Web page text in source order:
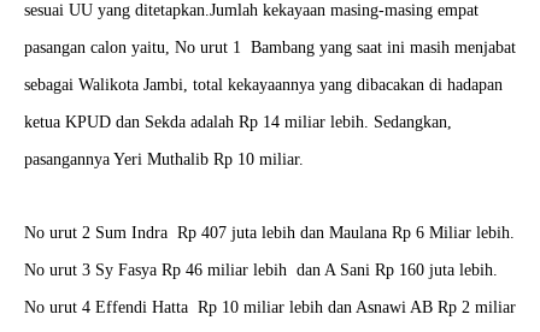
sesuai UU yang ditetapkan.Jumlah kekayaan masing-masing empat
pasangan calon yaitu, No urut 1 Bambang yang saat ini masih menjabat
sebagai Walikota Jambi, total kekayaannya yang dibacakan di hadapan
ketua KPUD dan Sekda adalah Rp 14 miliar lebih. Sedangkan,
pasangannya Yeri Muthalib Rp 10 miliar.
No urut 2 Sum Indra Rp 407 juta lebih dan Maulana Rp 6 Miliar lebih.
No urut 3 Sy Fasya Rp 46 miliar lebih dan A Sani Rp 160 juta lebih.
No urut 4 Effendi Hatta Rp 10 miliar lebih dan Asnawi AB Rp 2 miliar